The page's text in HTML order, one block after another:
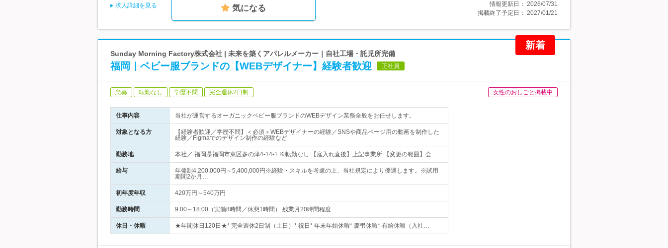
求人詳細を見る 気になる 情報更新日： 2026/07/31
掲載終了予定日： 2027/01/21
新着
Sunday Morning Factory株式会社 | 未来を築くアパレルメーカー｜自社工場・託児所完備
福岡｜ベビー服ブランドの【WEBデザイナー】経験者歓迎 正社員
急募 転勤なし 学歴不問 完全週休2日制 女性のおしごと掲載中
仕事内容 当社が運営するオーガニックベビー服ブランドのWEBデザイン業務全般をお任せします。
対象となる方
【経験者歓迎／学歴不問】＜必須＞WEBデザイナーの経験／SNSや商品ページ用の動画を制作した
経験／Figmaでのデザイン制作の経験など
勤務地 本社／ 福岡県福岡市東区多の津4-14-1 ※転勤なし 【雇入れ直後】上記事業所 【変更の範囲】会…
給与
年俸制4,200,000円～5,400,000円※経験・スキルを考慮の上、当社規定により優遇します。※試用
期間2か月…
初年度年収 420万円～540万円
勤務時間 9:00～18:00（実働8時間／休憩1時間） 残業月20時間程度
休日・休暇 ★年間休日120日★* 完全週休2日制（土日）* 祝日* 年末年始休暇* 慶弔休暇* 有給休暇（入社…